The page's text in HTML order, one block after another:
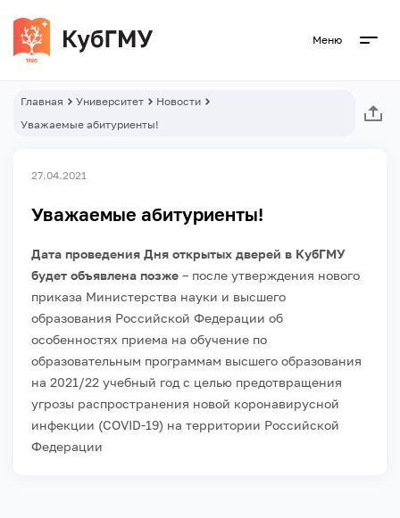
Меню
Главная Университет
Новости
Уважаемые абитуриенты!
27.04.2021
Уважаемые абитуриенты!
Дата проведения Дня открытых дверей в КубГМУ
будет объявлена позже – после утверждения нового
приказа Министерства науки и высшего
образования Российской Федерации об
особенностях приема на обучение по
образовательным программам высшего образования
на 2021/22 учебный год с целью предотвращения
угрозы распространения новой коронавирусной
инфекции (COVID-19) на территории Российской
Федерации